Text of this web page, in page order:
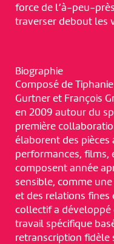
force de l’à-peu-
traverser debout les
Biographie
Composé de
Gurtner et François
en 2009 autour du
première
élaborent des pièces
performances, films,
composent année
sensible, comme
et des relations fines
collectif a
travail spécifique
retranscription fidèle